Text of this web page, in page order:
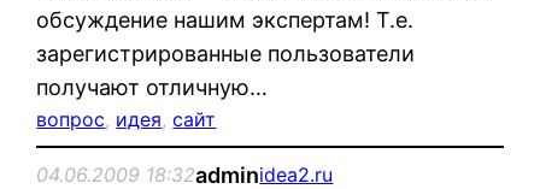
обсуждение нашим экспертам! Т.е.
зарегистрированные пользователи
получают отличную…
вопрос, идея, сайт
04.06.2009 18:32adminidea2.ru